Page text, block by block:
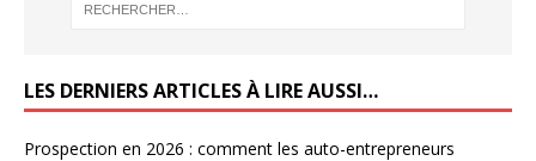
LES DERNIERS ARTICLES À LIRE AUSSI…
Prospection en 2026 : comment les auto-entrepreneurs